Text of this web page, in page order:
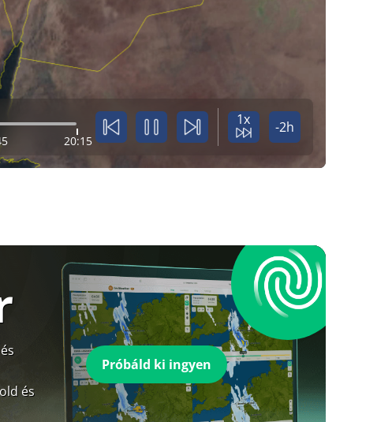
20:15
1x -2h
és
Próbáld ki ingyen